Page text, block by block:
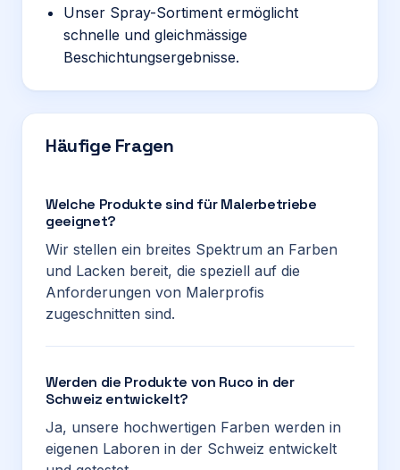
Unser Spray-Sortiment ermöglicht
schnelle und gleichmässige
Beschichtungsergebnisse.
Häufige Fragen
Welche Produkte sind für Malerbetriebe
geeignet?
Wir stellen ein breites Spektrum an Farben
und Lacken bereit, die speziell auf die
Anforderungen von Malerprofis
zugeschnitten sind.
Werden die Produkte von Ruco in der
Schweiz entwickelt?
Ja, unsere hochwertigen Farben werden in
eigenen Laboren in der Schweiz entwickelt